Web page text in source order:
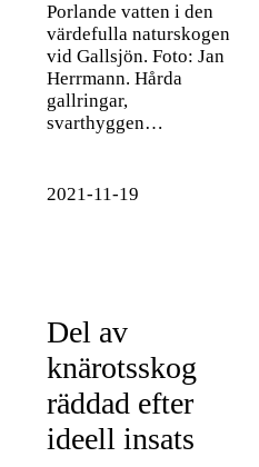
Porlande vatten i den
värdefulla naturskogen
vid Gallsjön. Foto: Jan
Herrmann. Hårda
gallringar,
svarthyggen…
2021-11-19
Del av
knärotsskog
räddad efter
ideell insats